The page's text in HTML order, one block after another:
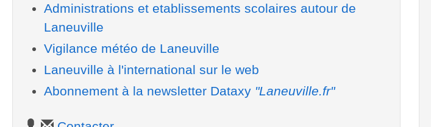
Administrations et etablissements scolaires autour de
Laneuville
Vigilance météo de Laneuville
Laneuville à l'international sur le web
Abonnement à la newsletter Dataxy "Laneuville.fr"